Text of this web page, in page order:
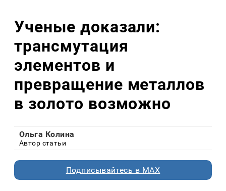
Ученые доказали:
трансмутация
элементов и
превращение металлов
в золото возможно
Ольга Колина
Автор статьи
Подписывайтесь в MAX